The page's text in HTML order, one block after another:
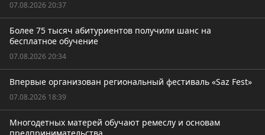
07.08.2026 20:37
Более 75 тысяч абитуриентов получили шанс на
бесплатное обучение
07.08.2026 20:34
Впервые организован региональный фестиваль «Saz Fest»
07.08.2026 18:39
Многодетных матерей обучают ремеслу и основам